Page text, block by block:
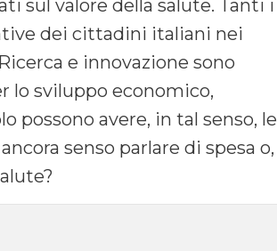
sul valore della salute. Tanti i
dei cittadini italiani nei
e innovazione sono
lo sviluppo economico,
possono avere, in tal senso, le
senso parlare di spesa o,